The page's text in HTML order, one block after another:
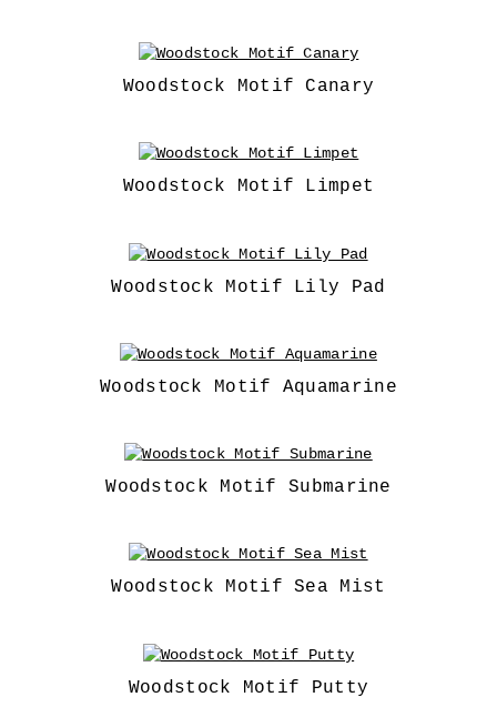
Woodstock Motif Canary
Woodstock Motif Limpet
Woodstock Motif Lily Pad
Woodstock Motif Aquamarine
Woodstock Motif Submarine
Woodstock Motif Sea Mist
Woodstock Motif Putty